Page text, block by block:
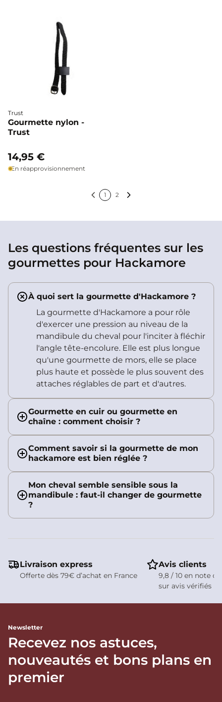
Trust
Gourmette nylon -
Trust
14,95 €
En réapprovisionnement
1
2
Les questions fréquentes sur les
gourmettes pour Hackamore
À quoi sert la gourmette d'Hackamore ?
La gourmette d'Hackamore a pour rôle
d'exercer une pression au niveau de la
mandibule du cheval pour l'inciter à fléchir
l'angle tête-encolure. Elle est plus longue
qu'une gourmette de mors, elle se place
plus haute et possède le plus souvent des
attaches réglables de part et d'autres.
Gourmette en cuir ou gourmette en
chaîne : comment choisir ?
Comment savoir si la gourmette de mon
hackamore est bien réglée ?
Mon cheval semble sensible sous la
mandibule : faut-il changer de gourmette
?
Livraison express
Offerte dès 79€ d’achat en France
Avis clients
9,8 / 10 en note
sur avis vérifiés
Newsletter
Recevez nos astuces,
nouveautés et bons plans en
premier